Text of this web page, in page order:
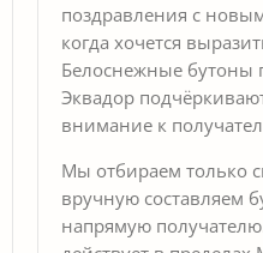
поздравления с
когда хочется
Белоснежные бутоны
Эквадор
внимание к
Мы отбираем только
вручную составляем
напрямую